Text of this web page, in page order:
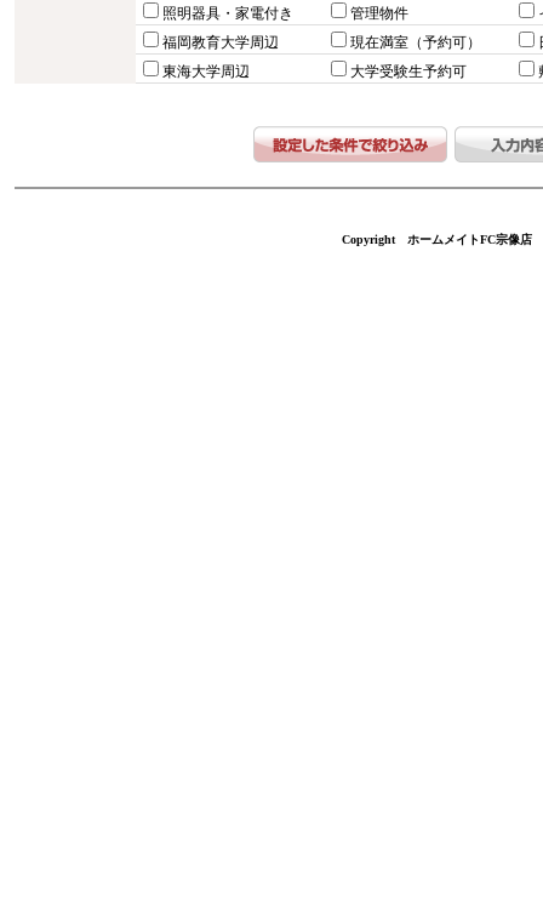
照明器具・家電付き 管理物件
福岡教育大学周辺
現在満室（予約可）
東海大学周辺
大学受験生予約可
Copyright ホームメイトFC宗像店